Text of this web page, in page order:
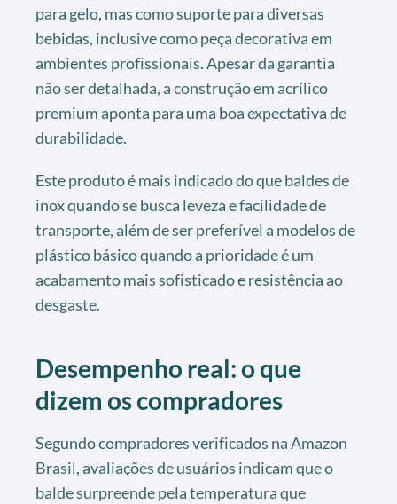
para gelo, mas como suporte para diversas
bebidas, inclusive como peça decorativa em
ambientes profissionais. Apesar da garantia
não ser detalhada, a construção em acrílico
premium aponta para uma boa expectativa de
durabilidade.
Este produto é mais indicado do que baldes de
inox quando se busca leveza e facilidade de
transporte, além de ser preferível a modelos de
plástico básico quando a prioridade é um
acabamento mais sofisticado e resistência ao
desgaste.
Desempenho real: o que
dizem os compradores
Segundo compradores verificados na Amazon
Brasil, avaliações de usuários indicam que o
balde surpreende pela temperatura que